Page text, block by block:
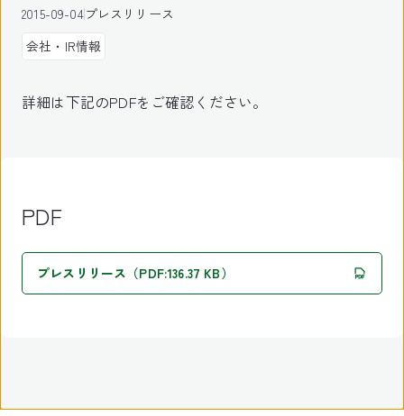
2015-09-04プレスリリース
会社・IR情報
詳細は下記のPDFをご確認ください。
PDF
プレスリリース（PDF:136.37 KB）